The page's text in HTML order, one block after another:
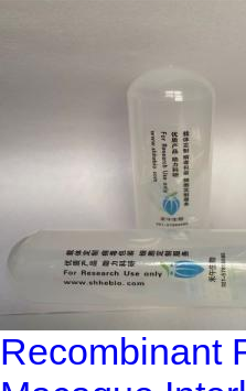
Recombinant